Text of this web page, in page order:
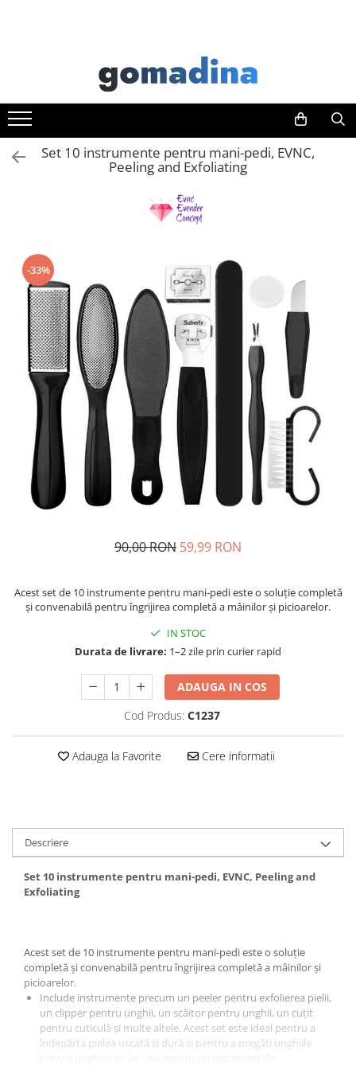
Gadgeturi smart
Trackere GPS
Inele smart
Portofele smart
Aparate & Accesorii ingrijire
Cosmetice & Produse ingrijire
personala
Parfumuri cu feromoni
Periute dinti
Produse albire si curatare dinti
Fashion
Accesorii pentru cap si par
Accesorii vestimentare
Bratari
Ceasuri
Cercei
Seturi de bijuterii
PC, Periferice & Accesorii IT
Componente PC & Software
Boxe portabile, cu bluetooth
Cabluri de incarcare
Stick-uri memorie USB
Accesorii auto interioare &
exterioare
Accesorii diverse
Curatare auto
Suporturi auto pentru telefon
Casa, Gradina & Bricolaj
Articole pentru Bucatarie & Servire
Decoratiuni
Set 10 instrumente pentru mani-pedi, EVNC,
Peeling and Exfoliating
-33%
90,00 RON 59,99 RON
Acest set de 10 instrumente pentru mani-pedi este o soluție completă
și convenabilă pentru îngrijirea completă a mâinilor și picioarelor.
IN STOC
Durata de livrare: 1–2 zile prin curier rapid
ADAUGA IN COS
Cod Produs: C1237
Adauga la Favorite Cere informatii
Descriere
Set 10 instrumente pentru mani-pedi, EVNC, Peeling and
Exfoliating
Acest set de 10 instrumente pentru mani-pedi este o soluție
completă și convenabilă pentru îngrijirea completă a mâinilor și
picioarelor.
Include instrumente precum un peeler pentru exfolierea pielii,
un clipper pentru unghii, un scăitor pentru unghii, un cuțit
pentru cuticulă și multe altele. Acest set este ideal pentru a
îndepărta pielea uscată și dură și pentru a pregăti unghiile